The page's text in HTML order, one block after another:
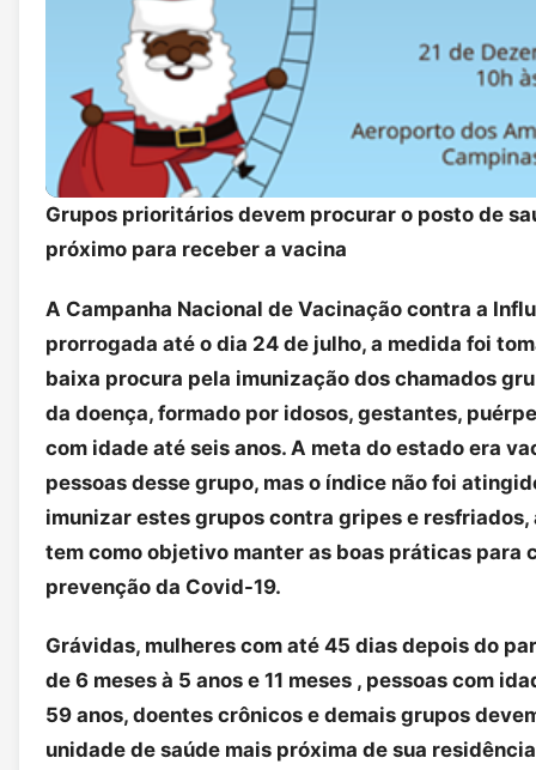
Grupos prioritários devem procurar o posto de
próximo para receber a vacina
A Campanha Nacional de Vacinação contra a
prorrogada até o dia 24 de julho, a medida foi
baixa procura pela imunização dos chamados
da doença, formado por idosos, gestantes,
com idade até seis anos. A meta do estado era
pessoas desse grupo, mas o índice não foi
imunizar estes grupos contra gripes e resfriados,
tem como objetivo manter as boas práticas para
prevenção da Covid-19.
Grávidas, mulheres com até 45 dias depois do
de 6 meses à 5 anos e 11 meses , pessoas com
59 anos, doentes crônicos e demais grupos
unidade de saúde mais próxima de sua